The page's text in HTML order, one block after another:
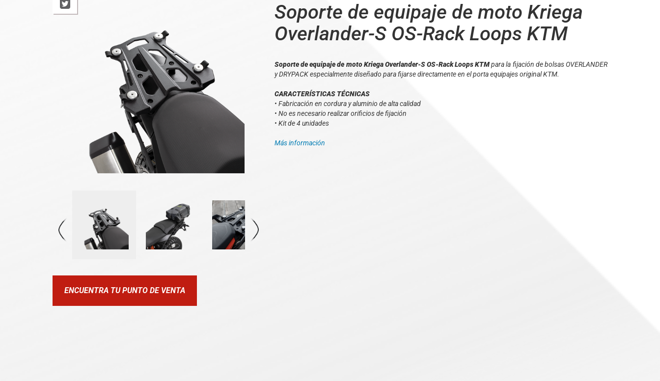
ENCUENTRA TU PUNTO DE VENTA
Soporte de equipaje de moto Kriega
Overlander-S OS-Rack Loops KTM
Soporte de equipaje de moto Kriega Overlander-S OS-Rack Loops KTMpara la fijación de bolsas OVERLANDER
y DRYPACK especialmente diseñado para fijarse directamente en el porta equipajes original KTM.
CARACTERÍSTICAS TÉCNICAS
• Fabricación en cordura y aluminio de alta calidad
• No es necesario realizar orificios de fijación
• Kit de 4 unidades
Más información